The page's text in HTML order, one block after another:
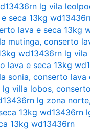
lg vila
seca 13kg
lava e seca 13kg
mutinga, conserto
wd13436rn lg vila
lava e seca 13kg
sonia, conserto lava
lg villa lobos,
lg zona norte
13kg wd13436rn
13kg wd13436rn